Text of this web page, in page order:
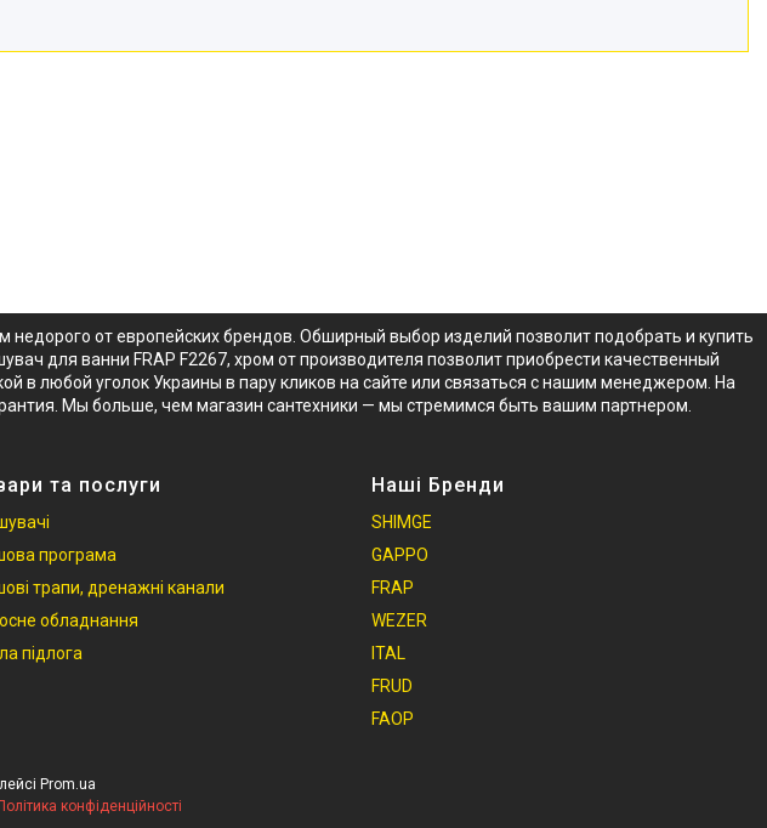
от европейских брендов. Обширный выбор изделий позволит подобрать и купить
для ванни FRAP F2267, хром от производителя позволит приобрести качественный
в любой уголок Украины в пару кликов на сайте или связаться с нашим менеджером. На
Мы больше, чем магазин сантехники — мы стремимся быть вашим партнером.
та послуги
програма
трапи, дренажні канали
обладнання
підлога
Наші Бренди
SHIMGE
GAPPO
FRAP
WEZER
ITAL
FRUD
FAOP
Prom.ua
конфіденційності